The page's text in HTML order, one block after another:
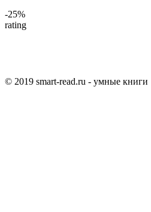
-25%
rating
© 2019 smart-read.ru - умные книги